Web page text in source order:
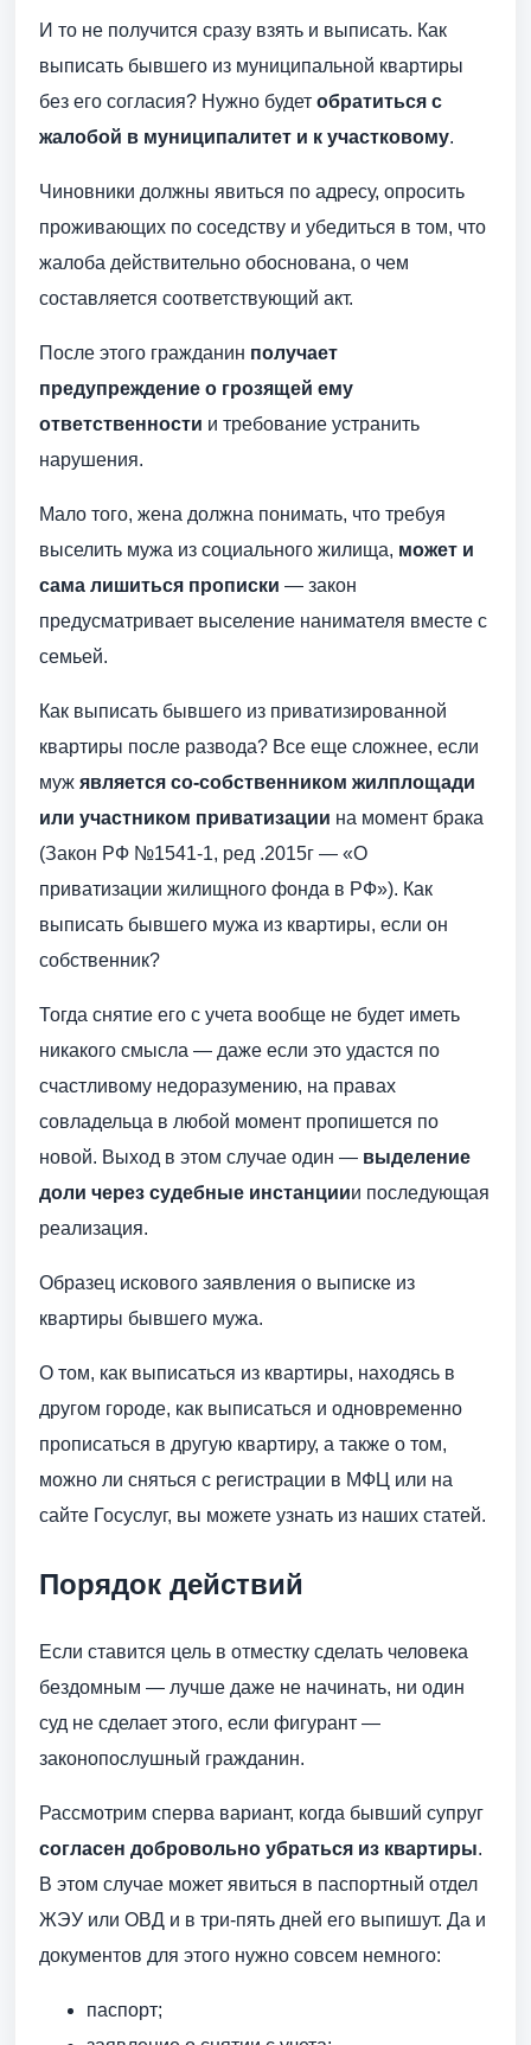
И то не получится сразу взять и выписать. Как
выписать бывшего из муниципальной квартиры
без его согласия? Нужно будет обратиться с
жалобой в муниципалитет и к участковому.
Чиновники должны явиться по адресу, опросить
проживающих по соседству и убедиться в том, что
жалоба действительно обоснована, о чем
составляется соответствующий акт.
После этого гражданин получает
предупреждение о грозящей ему
ответственности и требование устранить
нарушения.
Мало того, жена должна понимать, что требуя
выселить мужа из социального жилища, может и
сама лишиться прописки — закон
предусматривает выселение нанимателя вместе с
семьей.
Как выписать бывшего из приватизированной
квартиры после развода? Все еще сложнее, если
муж является со-собственником жилплощади
или участником приватизации на момент брака
(Закон РФ №1541-1, ред .2015г — «О
приватизации жилищного фонда в РФ»). Как
выписать бывшего мужа из квартиры, если он
собственник?
Тогда снятие его с учета вообще не будет иметь
никакого смысла — даже если это удастся по
счастливому недоразумению, на правах
совладельца в любой момент пропишется по
новой. Выход в этом случае один — выделение
доли через судебные инстанциии последующая
реализация.
Образец искового заявления о выписке из
квартиры бывшего мужа.
О том, как выписаться из квартиры, находясь в
другом городе, как выписаться и одновременно
прописаться в другую квартиру, а также о том,
можно ли сняться с регистрации в МФЦ или на
сайте Госуслуг, вы можете узнать из наших статей.
Порядок действий
Если ставится цель в отместку сделать человека
бездомным — лучше даже не начинать, ни один
суд не сделает этого, если фигурант —
законопослушный гражданин.
Рассмотрим сперва вариант, когда бывший супруг
согласен добровольно убраться из квартиры.
В этом случае может явиться в паспортный отдел
ЖЭУ или ОВД и в три-пять дней его выпишут. Да и
документов для этого нужно совсем немного:
паспорт;